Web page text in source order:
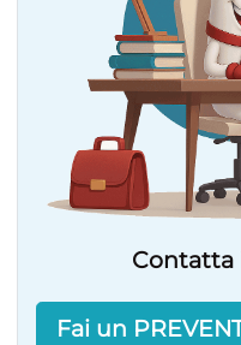
Contatta
Fai un